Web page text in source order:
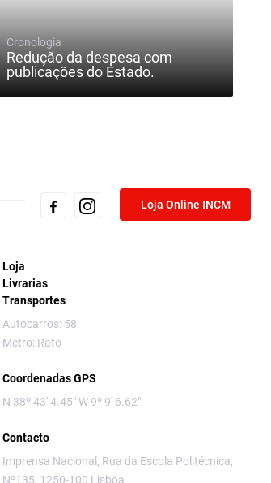
Cronologia
Redução da despesa com
publicações do Estado.
Loja Online INCM
Loja
Livrarias
Transportes
Autocarros: 58
Metro: Rato
Coordenadas GPS
N 38º 43' 4.45" W 9º 9' 6.62"
Contacto
Imprensa Nacional, Rua da Escola Politécnica,
Nº135, 1250-100 Lisboa